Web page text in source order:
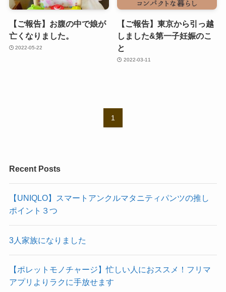
【ご報告】お腹の中で娘が
亡くなりました。
2022-05-22
【ご報告】東京から引っ越
しました&第一子妊娠のこ
と
2022-03-11
1
Recent Posts
【UNIQLO】スマートアンクルマタニティパンツの推し
ポイント３つ
3人家族になりました
【ポレットモノチャージ】忙しい人におススメ！フリマ
アプリよりラクに手放せます